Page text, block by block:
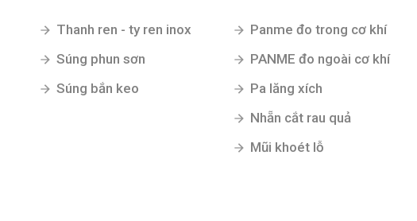
Thanh ren - ty ren inox
Súng phun sơn
Súng bắn keo
Panme đo trong cơ khí
PANME đo ngoài cơ khí
Pa lăng xích
Nhẵn cắt rau quả
Mũi khoét lỗ